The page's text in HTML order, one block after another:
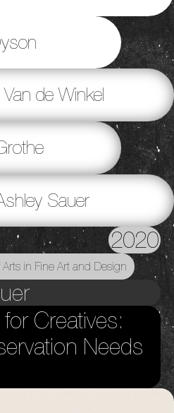
Van de Winkel
Sauer
2020
Arts in Fine Art and Design
Creatives:
Needs